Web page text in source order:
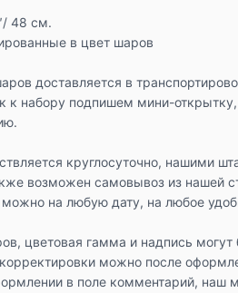
48 см.
в цвет шаров
доставляется в
к набору подпишем мини-
круглосуточно, нашими
возможен самовывоз из нашей
на любую дату, на любое
цветовая гамма и надпись
можно после
в поле комментарий, наш